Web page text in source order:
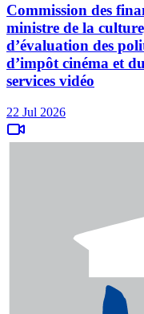
Commission des
ministre de la
d’évaluation des
d’impôt cinéma et
services vidéo
22 Jul 2026